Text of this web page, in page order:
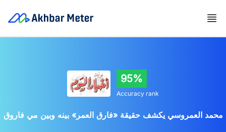
95%
Accuracy rank
محمد العمروسي يكشف حقيقة «فارق العمر» بينه وبين مي فاروق